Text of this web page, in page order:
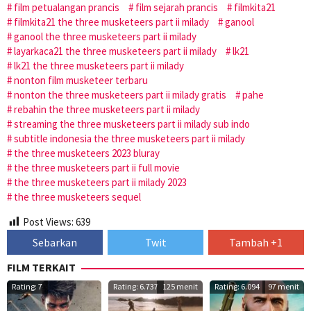
film petualangan prancis film sejarah prancis
filmkita21
filmkita21 the three musketeers part ii milady
ganool
ganool the three musketeers part ii milady
layarkaca21 the three musketeers part ii milady
lk21
lk21 the three musketeers part ii milady
nonton film musketeer terbaru
nonton the three musketeers part ii milady gratis
pahe
rebahin the three musketeers part ii milady
streaming the three musketeers part ii milady sub indo
subtitle indonesia the three musketeers part ii milady
the three musketeers 2023 bluray
the three musketeers part ii full movie
the three musketeers part ii milady 2023
the three musketeers sequel
Post Views: 639
Sebarkan Twit
Tambah +1
FILM TERKAIT
Rating: 7 Rating: 6.737 125 menit Rating: 6.094 97 menit